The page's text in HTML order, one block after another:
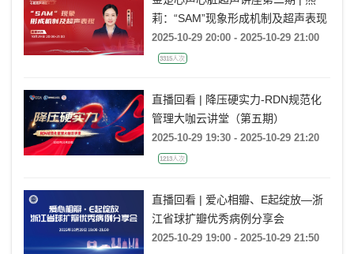
莉：“SAM”现象形成机制及超声表现
2025-10-29 20:00 - 2025-10-29 21:00
3315人次
直播回看 | 降压硬实力-RDN规范化
管理大咖云讲堂（第五期）
2025-10-29 19:30 - 2025-10-29 21:20
1213人次
直播回看 | 爱心相瓣、E起绽放—浙
江省球扩瓣优秀病例分享会
2025-10-29 19:00 - 2025-10-29 21:50